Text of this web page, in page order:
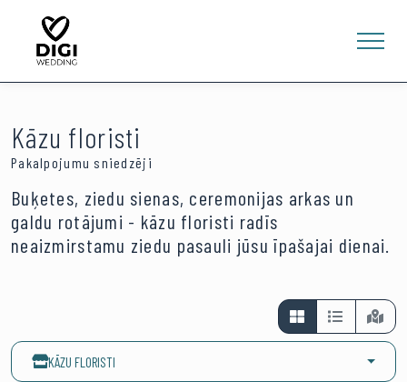
E-VEIKALS
Ienākt
Kāzu floristi
Pakalpojumu sniedzēji
Buķetes, ziedu sienas, ceremonijas arkas un
galdu rotājumi - kāzu floristi radīs
neaizmirstamu ziedu pasauli jūsu īpašajai dienai.
KĀZU FLORISTI